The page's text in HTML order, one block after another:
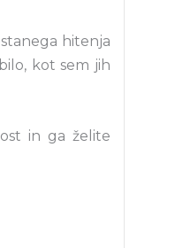
hitenja
kot sem jih
in ga želite